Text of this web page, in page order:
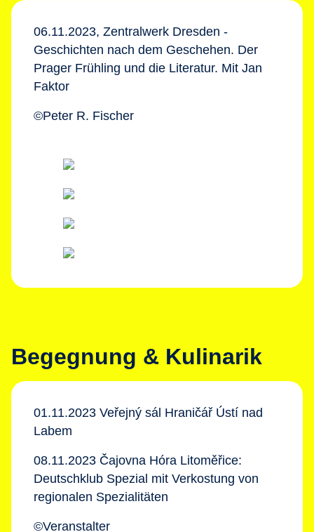
06.11.2023, Zentralwerk Dresden -
Geschichten nach dem Geschehen. Der
Prager Frühling und die Literatur. Mit Jan
Faktor
©Peter R. Fischer
Begegnung & Kulinarik
01.11.2023 Veřejný sál Hraničář Ústí nad
Labem
08.11.2023 Čajovna Hóra Litoměřice:
Deutschklub Spezial mit Verkostung von
regionalen Spezialitäten
©Veranstalter